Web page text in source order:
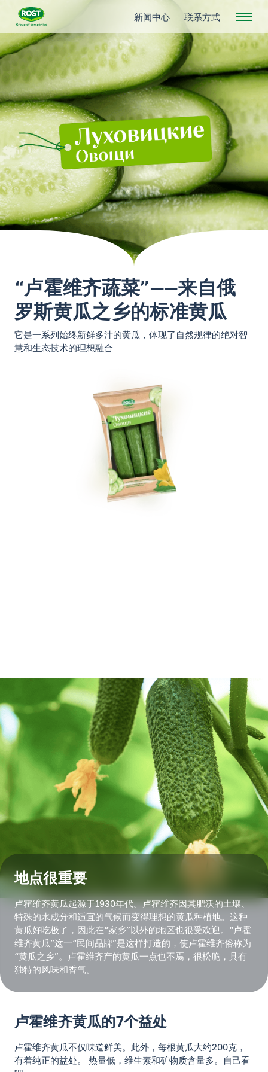
新闻中心 联系方式
“卢霍维齐蔬菜”——来自俄
罗斯黄瓜之乡的标准黄瓜
它是一系列始终新鲜多汁的黄瓜，体现了自然规律的绝对智
慧和生态技术的理想融合
地点很重要
卢霍维齐黄瓜起源于1930年代。卢霍维齐因其肥沃的土壤、
特殊的水成分和适宜的气候而变得理想的黄瓜种植地。这种
黄瓜好吃极了，因此在“家乡”以外的地区也很受欢迎。“卢霍
维齐黄瓜”这一“民间品牌”是这样打造的，使卢霍维齐俗称为
“黄瓜之乡”。卢霍维齐产的黄瓜一点也不焉，很松脆，具有
独特的风味和香气。
卢霍维齐黄瓜的7个益处
卢霍维齐黄瓜不仅味道鲜美。此外，每根黄瓜大约200克，
有着纯正的益处。 热量低，维生素和矿物质含量多。自己看